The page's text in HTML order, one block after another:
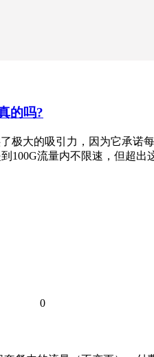
的吗?
极大的吸引力，因为它承诺
流量内不限速，但超
0